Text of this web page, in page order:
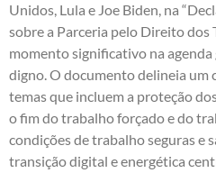
Unidos, Lula e Joe Biden, na
sobre a Parceria pelo Direito dos
momento significativo na
digno. O documento delineia um
temas que incluem a proteção
o fim do trabalho forçado e do
condições de trabalho seguras e
transição digital e energética